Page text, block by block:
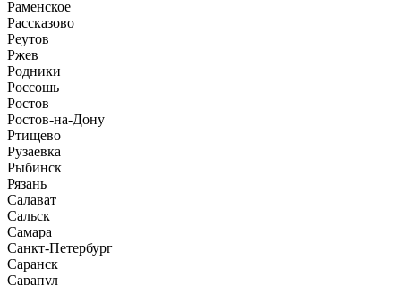
Раменское
Рассказово
Реутов
Ржев
Родники
Россошь
Ростов
Ростов-на-Дону
Ртищево
Рузаевка
Рыбинск
Рязань
Салават
Сальск
Самара
Санкт-Петербург
Саранск
Сарапул